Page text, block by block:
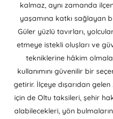
kalmaz, aynı zamanda
yaşamına katkı sağlayan
Güler yüzlü tavırları,
etmeye istekli oluşları ve
tekniklerine hâkim
kullanımını güvenilir bir
getirir. İlçeye dışarıdan
için de Oltu taksileri, şehir
alabilecekleri, yön